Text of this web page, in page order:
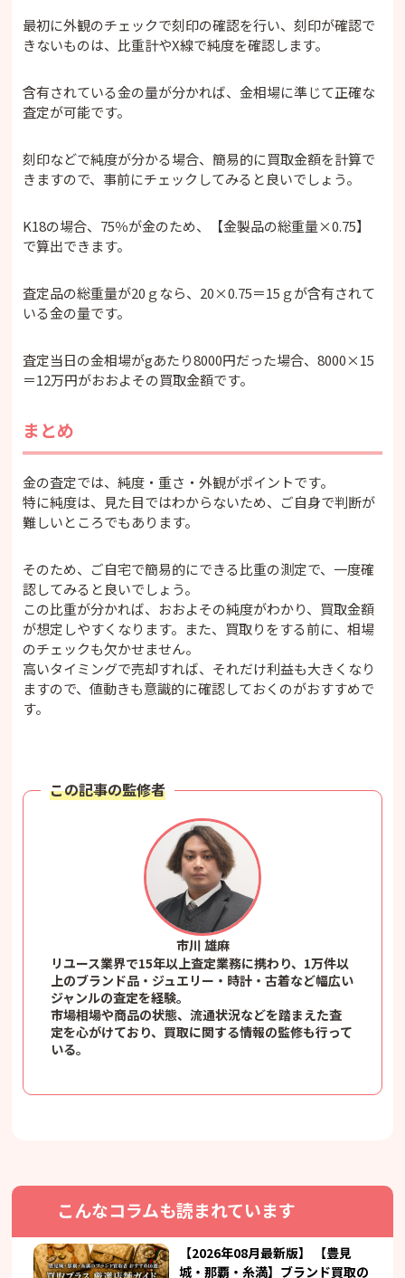
最初に外観のチェックで刻印の確認を行い、刻印が確認で
きないものは、比重計やX線で純度を確認します。
含有されている金の量が分かれば、金相場に準じて正確な
査定が可能です。
刻印などで純度が分かる場合、簡易的に買取金額を計算で
きますので、事前にチェックしてみると良いでしょう。
K18の場合、75％が金のため、【金製品の総重量×0.75】
で算出できます。
査定品の総重量が20ｇなら、20×0.75＝15ｇが含有されて
いる金の量です。
査定当日の金相場がgあたり8000円だった場合、8000×15
＝12万円がおおよその買取金額です。
まとめ
金の査定では、純度・重さ・外観がポイントです。
特に純度は、見た目ではわからないため、ご自身で判断が
難しいところでもあります。
そのため、ご自宅で簡易的にできる比重の測定で、一度確
認してみると良いでしょう。
この比重が分かれば、おおよその純度がわかり、買取金額
が想定しやすくなります。また、買取りをする前に、相場
のチェックも欠かせません。
高いタイミングで売却すれば、それだけ利益も大きくなり
ますので、値動きも意識的に確認しておくのがおすすめで
す。
この記事の監修者
市川 雄麻
リユース業界で15年以上査定業務に携わり、1万件以
上のブランド品・ジュエリー・時計・古着など幅広い
ジャンルの査定を経験。
市場相場や商品の状態、流通状況などを踏まえた査
定を心がけており、買取に関する情報の監修も行って
いる。
こんなコラムも読まれています
【2026年08月最新版】 【豊見
城・那覇・糸満】ブランド買取の